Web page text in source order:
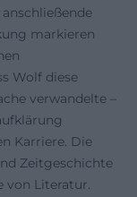
markieren
Wolf diese
verwandelte –
Karriere. Die
Zeitgeschichte
von Literatur.